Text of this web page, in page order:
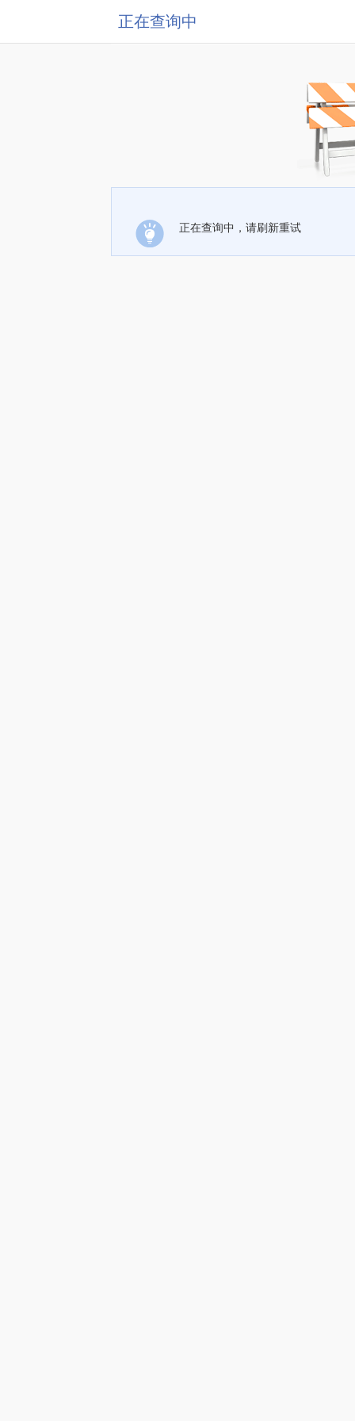
正在查询中
正在查询中，请刷新重试